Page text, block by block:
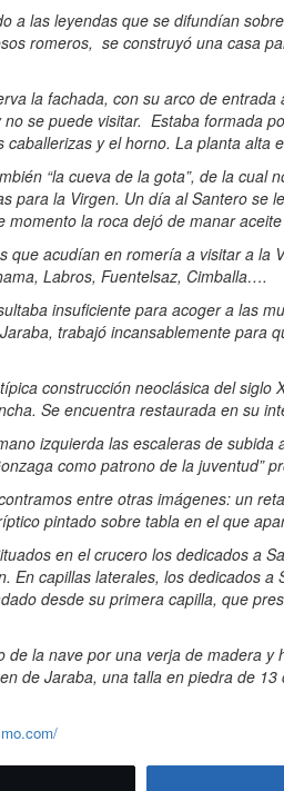
las leyendas que se difundían
romeros, se construyó una casa
la fachada, con su arco de
se puede visitar. Estaba formada
y el horno. La planta alta
“la cueva de la gota”, de la
para la Virgen. Un día al Santero se
momento la roca dejó de manar
que acudían en romería a visitar a la
Labros, Fuentelsaz, Cimballa….
insuficiente para acoger a las
trabajó incansablemente para
construcción neoclásica del
Se encuentra restaurada en su
izquierda las escaleras de
como patrono de la juventud”
entre otras imágenes: un
pintado sobre tabla en el que
en el crucero los dedicados a
En capillas laterales, los dedicados
desde su primera capilla, que
de la nave por una verja de madera
de Jaraba, una talla en piedra de